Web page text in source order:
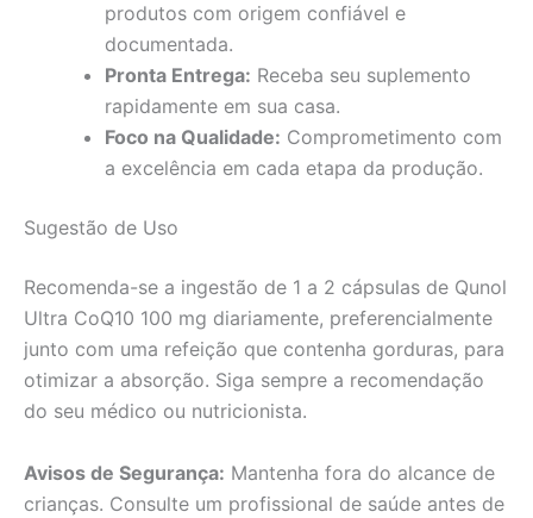
produtos com origem confiável e
documentada.
Pronta Entrega: Receba seu suplemento
rapidamente em sua casa.
Foco na Qualidade: Comprometimento com
a excelência em cada etapa da produção.
Sugestão de Uso
Recomenda-se a ingestão de 1 a 2 cápsulas de Qunol
Ultra CoQ10 100 mg diariamente, preferencialmente
junto com uma refeição que contenha gorduras, para
otimizar a absorção. Siga sempre a recomendação
do seu médico ou nutricionista.
Avisos de Segurança: Mantenha fora do alcance de
crianças. Consulte um profissional de saúde antes de